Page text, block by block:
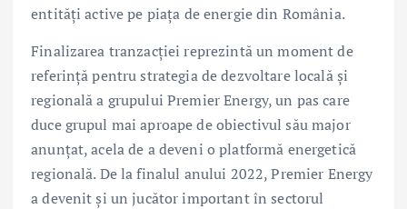
entități active pe piața de energie din România.
Finalizarea tranzacției reprezintă un moment de
referință pentru strategia de dezvoltare locală și
regională a grupului Premier Energy, un pas care
duce grupul mai aproape de obiectivul său major
anunțat, acela de a deveni o platformă energetică
regională. De la finalul anului 2022, Premier Energy
a devenit și un jucător important în sectorul